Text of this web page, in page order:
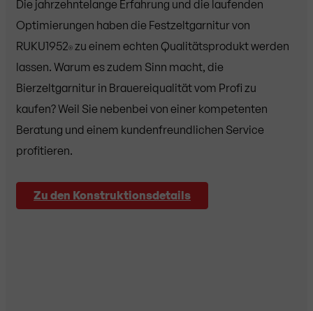
Die jahrzehntelange Erfahrung und die laufenden
Optimierungen haben die Festzeltgarnitur von
RUKU1952® zu einem echten Qualitätsprodukt werden
lassen. Warum es zudem Sinn macht, die
Bierzeltgarnitur in Brauereiqualität vom Profi zu
kaufen? Weil Sie nebenbei von einer kompetenten
Beratung und einem kundenfreundlichen Service
profitieren.
Zu den Konstruktionsdetails